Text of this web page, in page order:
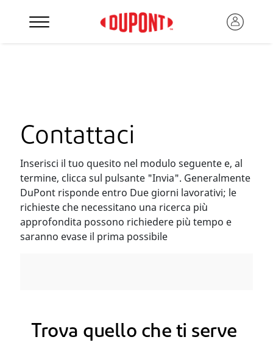
Contattaci
Inserisci il tuo quesito nel modulo seguente e, al
termine, clicca sul pulsante "Invia". Generalmente
DuPont risponde entro Due giorni lavorativi; le
richieste che necessitano una ricerca più
approfondita possono richiedere più tempo e
saranno evase il prima possibile
Trova quello che ti serve